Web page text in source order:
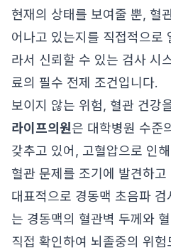
현재의 상태를 보여줄 뿐, 혈
어나고 있는지를 직접적으로
라서 신뢰할 수 있는 검사 시
료의 필수 전제 조건입니다.
보이지 않는 위험, 혈관 건강
라이프의원은 대학병원 수준
갖추고 있어, 고혈압으로 인
혈관 문제를 조기에 발견하
대표적으로 경동맥 초음파
는 경동맥의 혈관벽 두께와
직접 확인하여 뇌졸중의 위